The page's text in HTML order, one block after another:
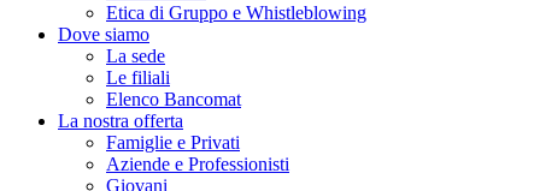
Etica di Gruppo e Whistleblowing
Dove siamo
La sede
Le filiali
Elenco Bancomat
La nostra offerta
Famiglie e Privati
Aziende e Professionisti
Giovani